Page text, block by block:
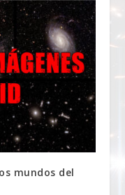
mundos del